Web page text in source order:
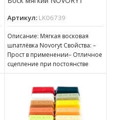
Артикул: LK06739
Описание: Мягкая восковая
шпатлёвка Novoryt Свойства: –
Прост в применении– Отличное
сцепление при постоянстве
консистенции– Готов к